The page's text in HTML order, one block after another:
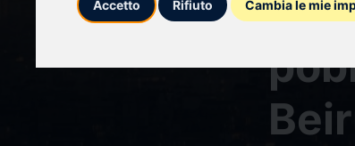
Accetto Rifiuto Cambia le mie